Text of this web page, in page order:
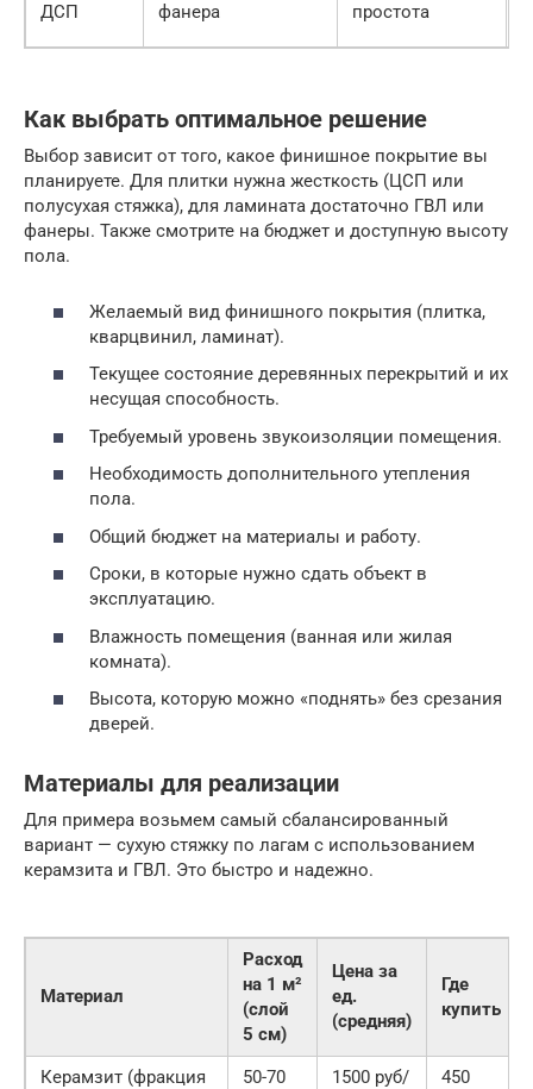
ДСП
фанера
простота
Как выбрать оптимальное решение
Выбор зависит от того, какое финишное покрытие вы
планируете. Для плитки нужна жесткость (ЦСП или
полусухая стяжка), для ламината достаточно ГВЛ или
фанеры. Также смотрите на бюджет и доступную высоту
пола.
Желаемый вид финишного покрытия (плитка,
кварцвинил, ламинат).
Текущее состояние деревянных перекрытий и их
несущая способность.
Требуемый уровень звукоизоляции помещения.
Необходимость дополнительного утепления
пола.
Общий бюджет на материалы и работу.
Сроки, в которые нужно сдать объект в
эксплуатацию.
Влажность помещения (ванная или жилая
комната).
Высота, которую можно «поднять» без срезания
дверей.
Материалы для реализации
Для примера возьмем самый сбалансированный
вариант — сухую стяжку по лагам с использованием
керамзита и ГВЛ. Это быстро и надежно.
Материал
Расход
на 1 м²
(слой
5 см)
Цена за
ед.
(средняя)
Где
купить
Керамзит (фракция 50-70 1500 руб/ 450